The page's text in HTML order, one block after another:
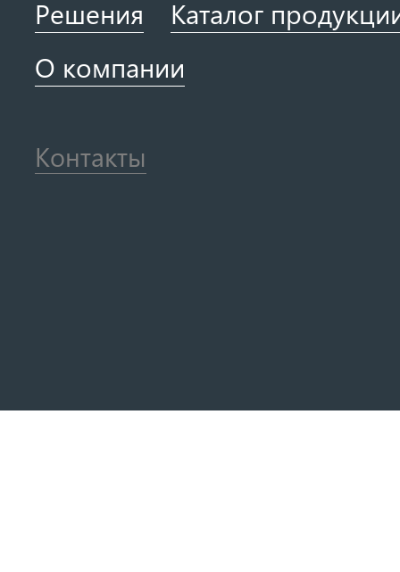
Решения
Каталог
О компании
Контакты